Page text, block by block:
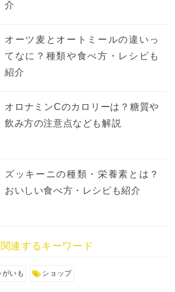
介
オーツ麦とオートミールの違いっ
てなに？種類や食べ方・レシピも
紹介
オロナミンCのカロリーは？糖質や
飲み方の注意点なども解説
ズッキーニの種類・栄養素とは？
おいしい食べ方・レシピも紹介
関連するキーワード
がいも ショップ